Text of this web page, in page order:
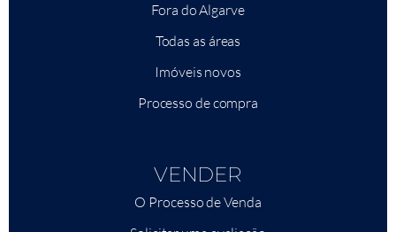
Fora do Algarve
Todas as áreas
Imóveis novos
Processo de compra
VENDER
O Processo de Venda